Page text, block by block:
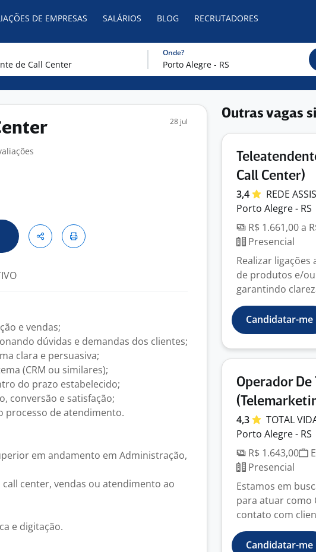
DE EMPRESAS SALÁRIOS BLOG RECRUTADORES
Onde?
28 jul
e vendas;
dúvidas e demandas dos clientes;
clara e persuasiva;
(CRM ou similares);
do prazo estabelecido;
conversão e satisfação;
processo de atendimento.
em andamento em Administração,
center, vendas ou atendimento ao
e digitação.
Outras vagas
Call Center)
3,4 REDE
Porto Alegre - RS
R$ 1.661,00 a
Presencial
Realizar
de produtos e/
garantindo
Candidatar-me
Operador
4,3 TOTAL
Porto Alegre - RS
R$ 1.643,00
Presencial
Estamos em
para atuar como
contato com
Candidatar-me